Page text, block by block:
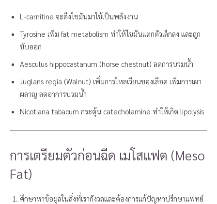
L-carnitine จะดึงไขมันมาใช้เป็นพลังงาน
Tyrosine เพิ่ม fat metabolism ทำให้ไขมันแตกตัวเล็กลง และถูก
ขับออก
Aesculus hippocastanum (horse chestnut) ลดการบวมน้ำ
Juglans regia (Walnut) เพิ่มการไหลเวียนของเลือด เพิ่มการเผา
ผลาญ ลดอาการบวมน้ำ
Nicotiana tabacum กระตุ้น catecholamine ทำให้เกิด lipolysis
การเตรียมตัวก่อนฉีด เมโสแฟต (Meso
Fat)
ศึกษาหาข้อมูลในสิ่งที่เรากังวลและต้องการแก้ปัญหาปรึกษาแพทย์